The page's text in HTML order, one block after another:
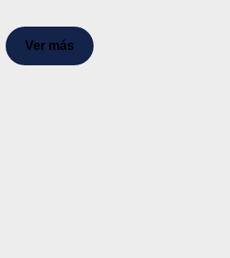
Ver más